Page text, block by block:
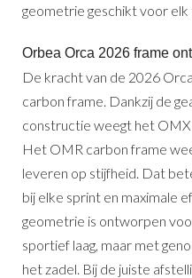
geometrie geschikt voor
Orbea Orca 2026 frame
De kracht van de 2026
carbon frame. Dankzij de
constructie weegt het OMX
Het OMR carbon frame
leveren op stijfheid. Dat
bij elke sprint en maximale
geometrie is ontworpen
sportief laag, maar met
het zadel. Bij de juiste